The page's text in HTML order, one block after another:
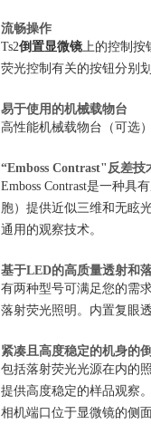
流畅操作
Ts2倒置显微镜上的控制按
荧光控制有关的按钮分别
易于使用的机械载物台
高性能机械载物台（可选
“Emboss Contrast"反差技
Emboss Contrast是一种具
胞）提供近似三维和无眩
通用的观察技术。
基于LED的高质量透射和
有两种型号可满足您的需
落射荧光照明。内置复眼
紧凑且高度稳定的机身的
包括落射荧光光源在内的
提供高度稳定的样品观察
相机端口位于显微镜的侧